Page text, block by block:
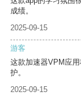
成绩。
2025-09-15
游客
这款加速器VPM应
护。
2025-09-15